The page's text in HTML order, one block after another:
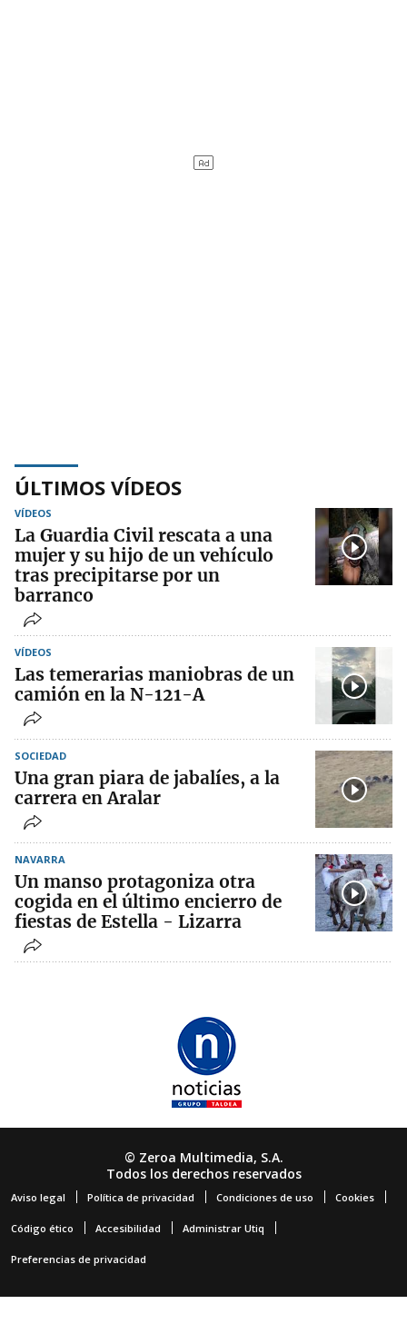
ÚLTIMOS VÍDEOS
VÍDEOS
La Guardia Civil rescata a una
mujer y su hijo de un vehículo
tras precipitarse por un
barranco
VÍDEOS
Las temerarias maniobras de un
camión en la N-121-A
SOCIEDAD
Una gran piara de jabalíes, a la
carrera en Aralar
NAVARRA
Un manso protagoniza otra
cogida en el último encierro de
fiestas de Estella - Lizarra
© Zeroa Multimedia, S.A.
Todos los derechos reservados
Aviso legal Política de privacidad Condiciones de uso Cookies
Código ético Accesibilidad Administrar Utiq
Preferencias de privacidad